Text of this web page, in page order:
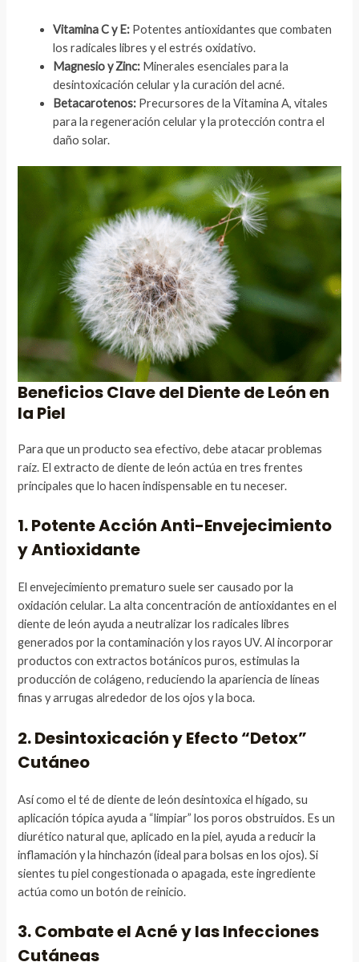
Vitamina C y E: Potentes antioxidantes que combaten
los radicales libres y el estrés oxidativo.
Magnesio y Zinc: Minerales esenciales para la
desintoxicación celular y la curación del acné.
Betacarotenos: Precursores de la Vitamina A, vitales
para la regeneración celular y la protección contra el
daño solar.
Beneficios Clave del Diente de León en
la Piel
Para que un producto sea efectivo, debe atacar problemas
raíz. El extracto de diente de león actúa en tres frentes
principales que lo hacen indispensable en tu neceser.
1. Potente Acción Anti-Envejecimiento
y Antioxidante
El envejecimiento prematuro suele ser causado por la
oxidación celular. La alta concentración de antioxidantes en el
diente de león ayuda a neutralizar los radicales libres
generados por la contaminación y los rayos UV. Al incorporar
productos con extractos botánicos puros, estimulas la
producción de colágeno, reduciendo la apariencia de líneas
finas y arrugas alrededor de los ojos y la boca.
2. Desintoxicación y Efecto “Detox”
Cutáneo
Así como el té de diente de león desintoxica el hígado, su
aplicación tópica ayuda a “limpiar” los poros obstruidos. Es un
diurético natural que, aplicado en la piel, ayuda a reducir la
inflamación y la hinchazón (ideal para bolsas en los ojos). Si
sientes tu piel congestionada o apagada, este ingrediente
actúa como un botón de reinicio.
3. Combate el Acné y las Infecciones
Cutáneas